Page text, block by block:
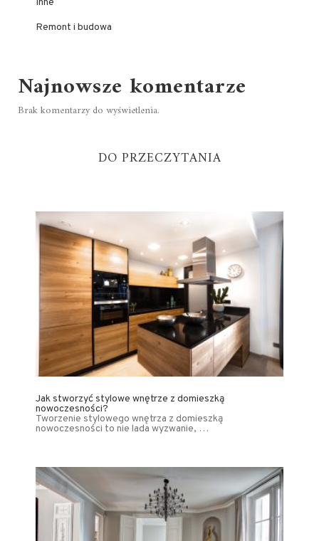
Inne
Remont i budowa
Najnowsze komentarze
Brak komentarzy do wyświetlenia.
DO PRZECZYTANIA
Jak stworzyć stylowe wnętrze z domieszką
nowoczesności?
Tworzenie stylowego wnętrza z domieszką
nowoczesności to nie lada wyzwanie, …